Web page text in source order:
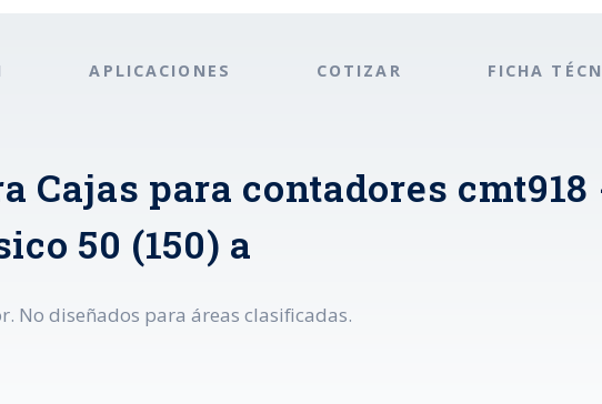
APLICACIONES COTIZAR FICHA
Cajas para contadores cmt918
50 (150) a
No diseñados para áreas clasificadas.